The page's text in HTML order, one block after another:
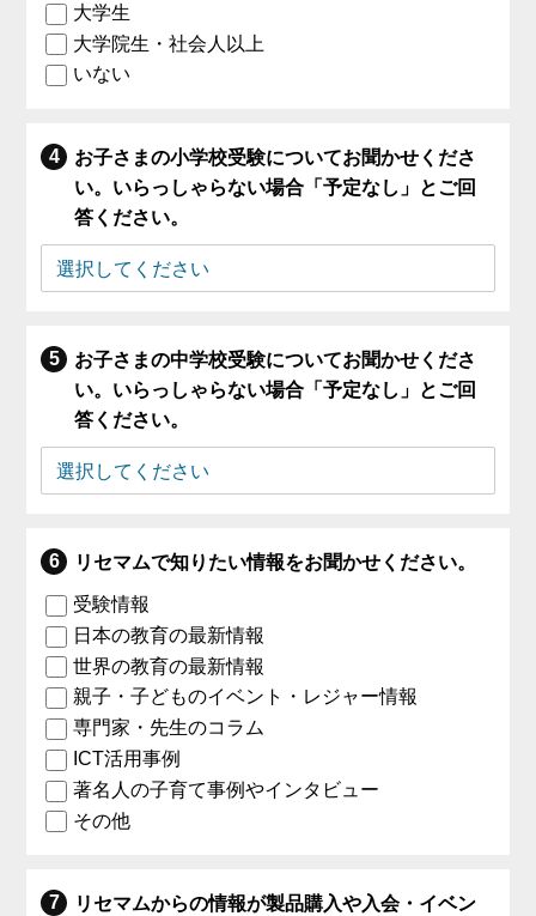
大学生
大学院生・社会人以上
いない
お子さまの小学校受験についてお聞かせくださ
い。いらっしゃらない場合「予定なし」とご回
答ください。
お子さまの中学校受験についてお聞かせくださ
い。いらっしゃらない場合「予定なし」とご回
答ください。
リセマムで知りたい情報をお聞かせください。
受験情報
日本の教育の最新情報
世界の教育の最新情報
親子・子どものイベント・レジャー情報
専門家・先生のコラム
ICT活用事例
著名人の子育て事例やインタビュー
その他
リセマムからの情報が製品購入や入会・イベン